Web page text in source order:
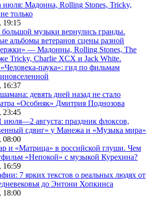
июля: Мадонна, Rolling Stones, Tricky,
только
19:15
музыки вернулись гранды.
альбомы ветеранов сцены разной
— Мадонны, Rolling Stones, The
Tricky, Charlie XCX и Jack White.
паука»: гид по фильмам
16:37
девять дней назад не стало
«Особняк» Дмитрия Поднозова
23:45
июля—2 августа: праздник флоксов,
сдвиг» у Манежа и «Музыка мира»
08:00
и «Матрица» в российской глуши. Чем
«Непокой» с музыкой Курехина?
16:59
7 ярких текстов о реальных людях от
до Энтони Хопкинса
18:00